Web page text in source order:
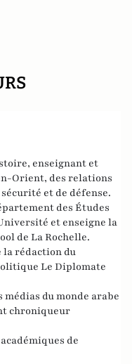
enseignant et
Orient, des relations
et de défense.
des Études
et enseigne la
de La Rochelle.
rédaction du
Le Diplomate
du monde arabe
chroniqueur
de